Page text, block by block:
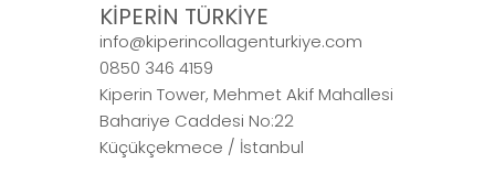
KİPERİN TÜRKİYE
info@kiperincollagenturkiye.com
0850 346 4159
Kiperin Tower, Mehmet Akif Mahallesi
Bahariye Caddesi No:22
Küçükçekmece / İstanbul